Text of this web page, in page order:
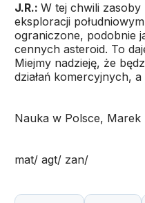
J.R.: W tej chwili
eksploracji
ograniczone, podobnie
cennych asteroid. To
Miejmy nadzieję, że
działań komercyjnych,
Nauka w Polsce, Marek
mat/ agt/ zan/